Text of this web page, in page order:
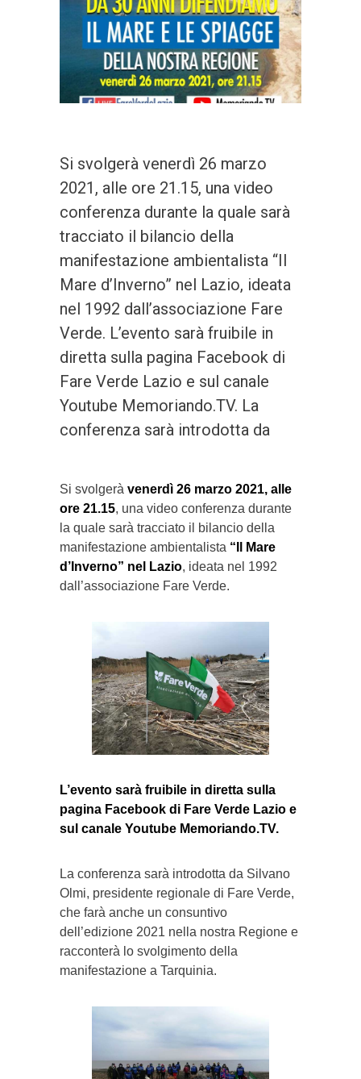
Si svolgerà venerdì 26 marzo
2021, alle ore 21.15, una video
conferenza durante la quale sarà
tracciato il bilancio della
manifestazione ambientalista “Il
Mare d’Inverno” nel Lazio, ideata
nel 1992 dall’associazione Fare
Verde. L’evento sarà fruibile in
diretta sulla pagina Facebook di
Fare Verde Lazio e sul canale
Youtube Memoriando.TV. La
conferenza sarà introdotta da
Si svolgerà venerdì 26 marzo 2021, alle
ore 21.15, una video conferenza durante
la quale sarà tracciato il bilancio della
manifestazione ambientalista “Il Mare
d’Inverno” nel Lazio, ideata nel 1992
dall’associazione Fare Verde.
L’evento sarà fruibile in diretta sulla
pagina Facebook di Fare Verde Lazio e
sul canale Youtube Memoriando.TV.
La conferenza sarà introdotta da Silvano
Olmi, presidente regionale di Fare Verde,
che farà anche un consuntivo
dell’edizione 2021 nella nostra Regione e
racconterà lo svolgimento della
manifestazione a Tarquinia.